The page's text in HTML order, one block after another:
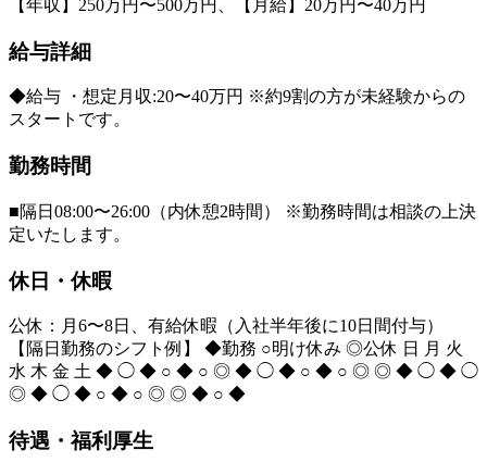
【年収】250万円〜500万円、【月給】20万円〜40万円
給与詳細
◆給与 ・想定月収:20〜40万円 ※約9割の方が未経験からの
スタートです。
勤務時間
■隔日08:00〜26:00（内休憩2時間） ※勤務時間は相談の上決
定いたします。
休日・休暇
公休：月6〜8日、有給休暇（入社半年後に10日間付与）
【隔日勤務のシフト例】 ◆勤務 ○明け休み ◎公休 日 月 火
水 木 金 土 ◆ ◯ ◆ ○ ◆ ○ ◎ ◆ ◯ ◆ ○ ◆ ○ ◎ ◎ ◆ ◯ ◆ ◯
◎ ◆ ◯ ◆ ○ ◆ ○ ◎ ◎ ◆ ○ ◆
待遇・福利厚生